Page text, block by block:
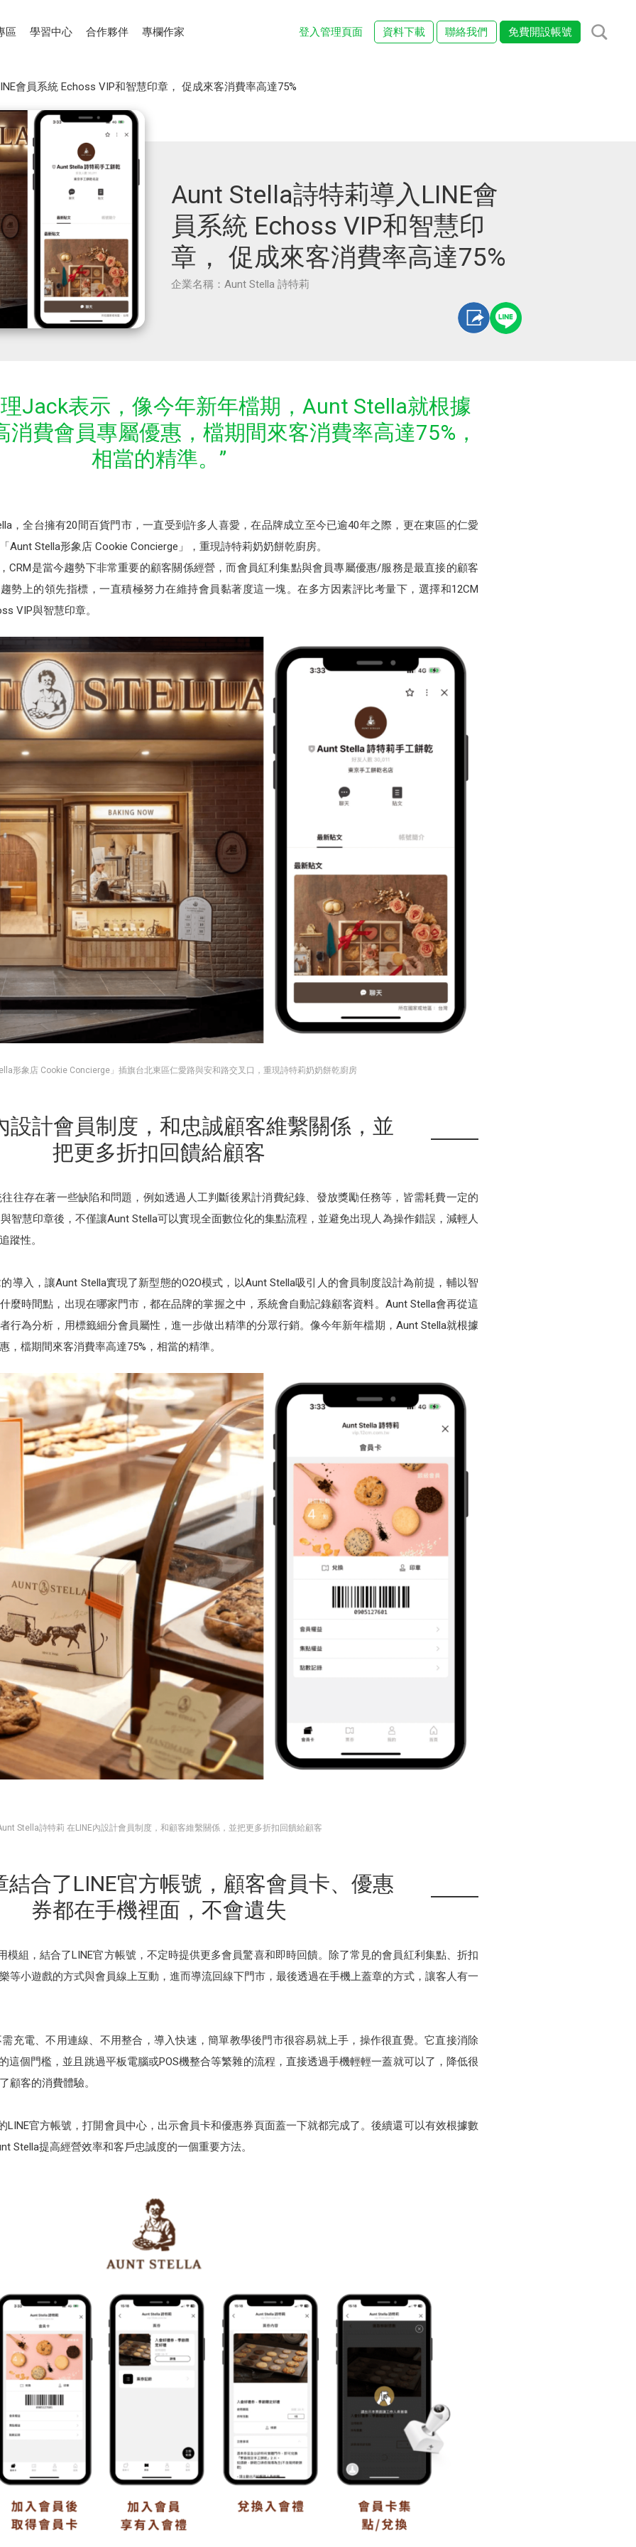
區 學習中心 合作夥伴 專欄作家 登入管理頁面 資料下載 聯絡我們 免費開設帳號
會員系統 Echoss VIP和智慧印章， 促成來客消費率高達75%
Aunt Stella詩特莉導入LINE會
員系統 Echoss VIP和智慧印
章， 促成來客消費率高達75%
企業名稱：Aunt Stella 詩特莉
Jack表示，像今年新年檔期，Aunt Stella就根據
費會員專屬優惠，檔期間來客消費率高達75%，
相當的精準。”
，全台擁有20間百貨門市，一直受到許多人喜愛，在品牌成立至今已逾40年之際，更在東區的仁愛
Aunt Stella形象店 Cookie Concierge」，重現詩特莉奶奶餅乾廚房。
CRM是當今趨勢下非常重要的顧客關係經營，而會員紅利集點與會員專屬優惠/服務是最直接的顧客
勢上的領先指標，一直積極努力在維持會員黏著度這一塊。在多方因素評比考量下，選擇和12CM
VIP與智慧印章。
形象店 Cookie Concierge」插旗台北東區仁愛路與安和路交叉口，重現詩特莉奶奶餅乾廚房
設計會員制度，和忠誠顧客維繫關係，並
把更多折扣回饋給顧客
往存在著一些缺陷和問題，例如透過人工判斷後累計消費紀錄、發放獎勵任務等，皆需耗費一定的
智慧印章後，不僅讓Aunt Stella可以實現全面數位化的集點流程，並避免出現人為操作錯誤，減輕人
蹤性。
導入，讓Aunt Stella實現了新型態的O2O模式，以Aunt Stella吸引人的會員制度設計為前提，輔以智
麼時間點，出現在哪家門市，都在品牌的掌握之中，系統會自動記錄顧客資料。Aunt Stella會再從這
行為分析，用標籤細分會員屬性，進一步做出精準的分眾行銷。像今年新年檔期，Aunt Stella就根據
，檔期間來客消費率高達75%，相當的精準。
Stella詩特莉 在LINE內設計會員制度，和顧客維繫關係，並把更多折扣回饋給顧客
結合了LINE官方帳號，顧客會員卡、優惠
券都在手機裡面，不會遺失
模組，結合了LINE官方帳號，不定時提供更多會員驚喜和即時回饋。除了常見的會員紅利集點、折扣
等小遊戲的方式與會員線上互動，進而導流回線下門市，最後透過在手機上蓋章的方式，讓客人有一
充電、不用連線、不用整合，導入快速，簡單教學後門市很容易就上手，操作很直覺。它直接消除
這個門檻，並且跳過平板電腦或POS機整合等繁雜的流程，直接透過手機輕輕一蓋就可以了，降低很
顧客的消費體驗。
LINE官方帳號，打開會員中心，出示會員卡和優惠券頁面蓋一下就都完成了。後續還可以有效根據數
Stella提高經營效率和客戶忠誠度的一個重要方法。